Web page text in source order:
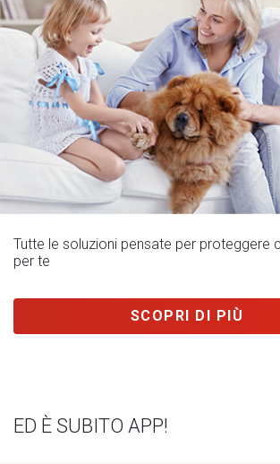
Tutte le soluzioni pensate per proteggere
per te
SCOPRI DI PIÙ
ED È SUBITO APP!